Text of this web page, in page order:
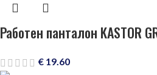
Работен панталон KASTOR
€ 19.60